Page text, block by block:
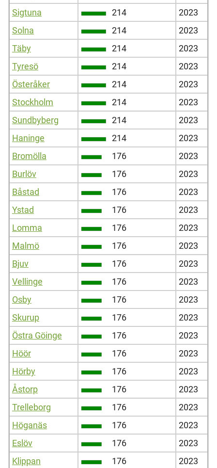
Sigtuna
214
2023
Solna
214
2023
Täby
214
2023
Tyresö
214
2023
Österåker
214
2023
Stockholm
214
2023
Sundbyberg
214
2023
Haninge
214
2023
Bromölla
176
2023
Burlöv
176
2023
Båstad
176
2023
Ystad
176
2023
Lomma
176
2023
Malmö
176
2023
Bjuv
176
2023
Vellinge
176
2023
Osby
176
2023
Skurup
176
2023
Östra Göinge
176
2023
Höör
176
2023
Hörby
176
2023
Åstorp
176
2023
Trelleborg
176
2023
Höganäs
176
2023
Eslöv
176
2023
Klippan
176 2023